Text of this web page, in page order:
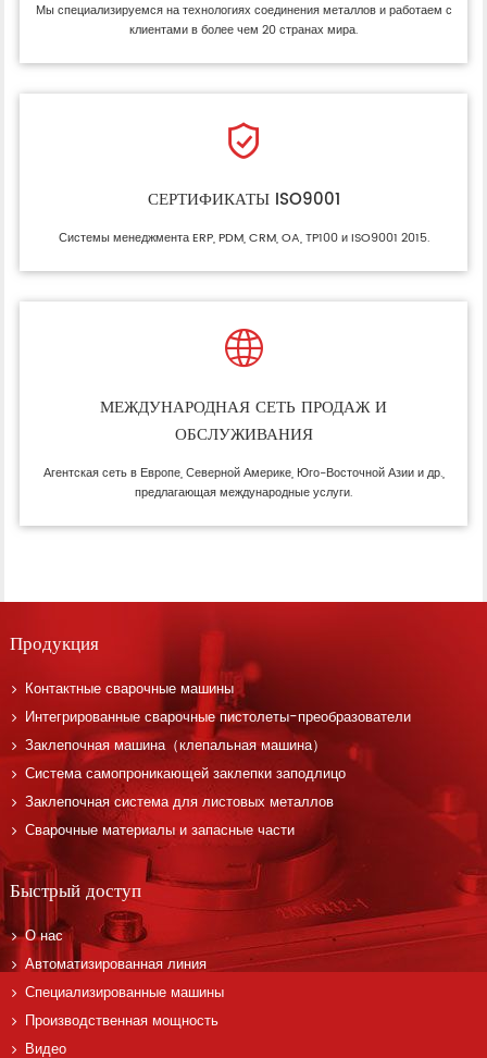
Мы специализируемся на технологиях соединения металлов и работаем с
клиентами в более чем 20 странах мира.

СЕРТИФИКАТЫ ISO9001
Системы менеджмента ERP, PDM, CRM, OA, TP100 и ISO9001 2015.

МЕЖДУНАРОДНАЯ СЕТЬ ПРОДАЖ И
ОБСЛУЖИВАНИЯ
Агентская сеть в Европе, Северной Америке, Юго-Восточной Азии и др.,
предлагающая международные услуги.
Продукция
Контактные сварочные машины
Интегрированные сварочные пистолеты-преобразователи
Заклепочная машина（клепальная машина）
Система самопроникающей заклепки заподлицо
Заклепочная система для листовых металлов
Сварочные материалы и запасные части
Быстрый доступ
О нас
Автоматизированная линия
Специализированные машины
Производственная мощность
Видео